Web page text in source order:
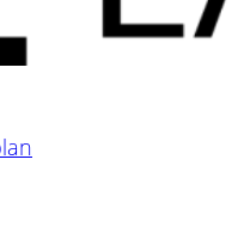
und Mamas